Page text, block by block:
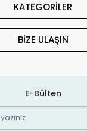
KATEGORİLER
BİZE ULAŞIN
E-Bülten